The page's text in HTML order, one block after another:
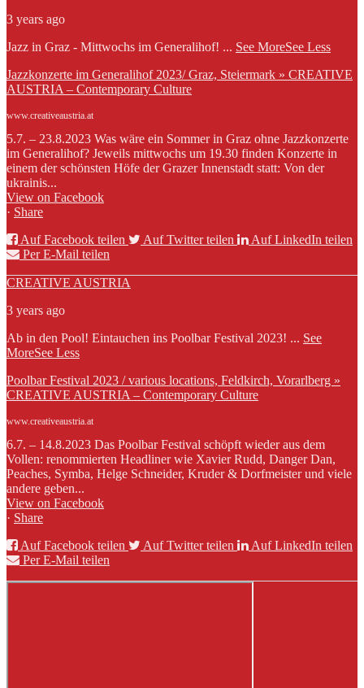
3 years ago
Jazz in Graz - Mittwochs im Generalihof! ... See MoreSee Less
Jazzkonzerte im Generalihof 2023/ Graz, Steiermark » CREATIVE
AUSTRIA – Contemporary Culture
www.creativeaustria.at
5.7. – 23.8.2023 Was wäre ein Sommer in Graz ohne Jazzkonzerte
im Generalihof? Jeweils mittwochs um 19.30 finden Konzerte in
einem der schönsten Höfe der Grazer Innenstadt statt: Von der
ukrainis...
View on Facebook
· Share
Auf Facebook teilen
Auf Twitter teilen
Auf LinkedIn teilen
Per E-Mail teilen
CREATIVE AUSTRIA
3 years ago
Ab in den Pool! Eintauchen ins Poolbar Festival 2023! ... See
MoreSee Less
Poolbar Festival 2023 / various locations, Feldkirch, Vorarlberg »
CREATIVE AUSTRIA – Contemporary Culture
www.creativeaustria.at
6.7. – 14.8.2023 Das Poolbar Festival schöpft wieder aus dem
Vollen: renommierten Headliner wie Xavier Rudd, Danger Dan,
Peaches, Symba, Helge Schneider, Kruder & Dorfmeister und viele
andere geben...
View on Facebook
· Share
Auf Facebook teilen
Auf Twitter teilen
Auf LinkedIn teilen
Per E-Mail teilen